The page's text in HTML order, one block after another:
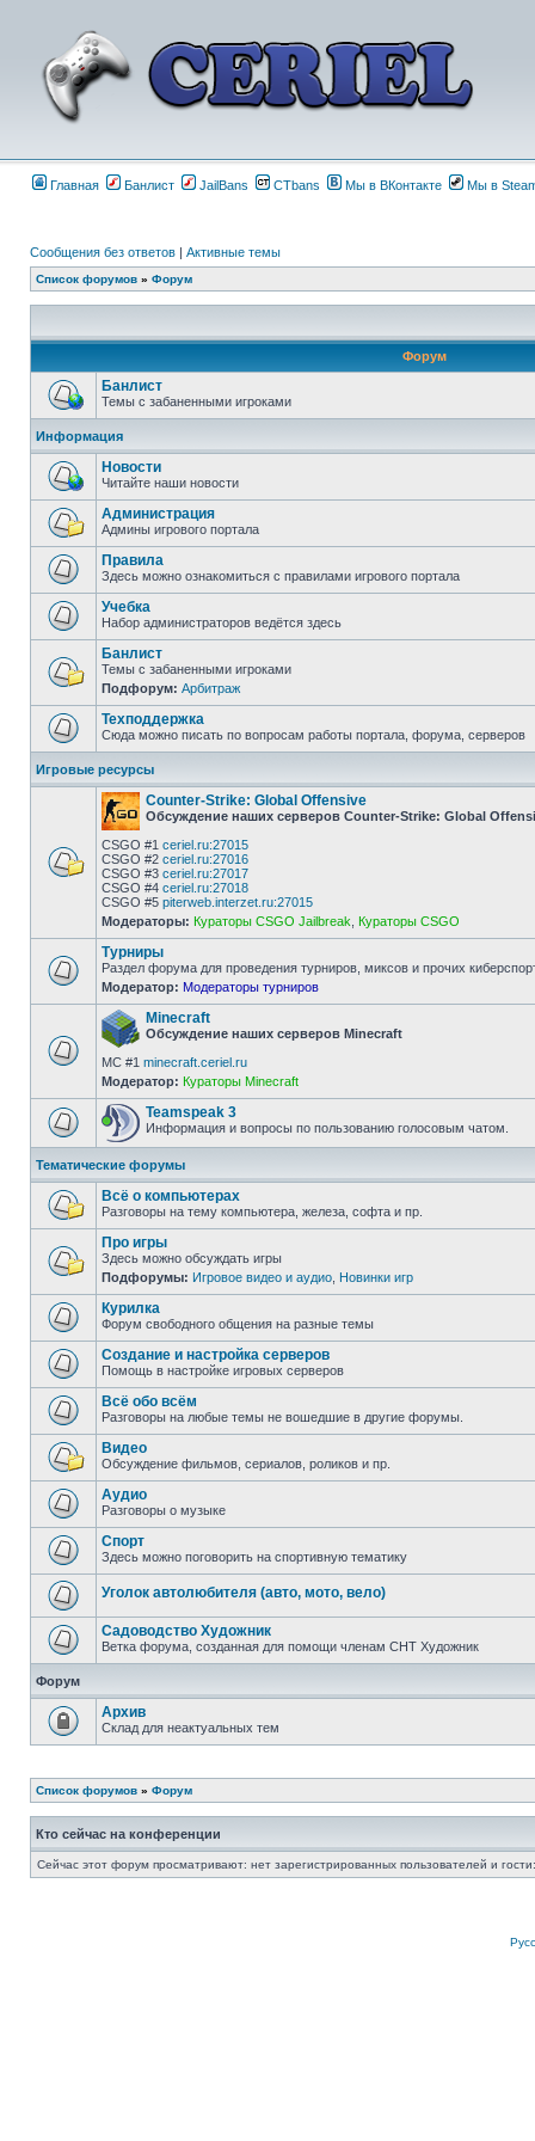
Главная Банлист JailBans CTbans Мы в ВКонтакте Мы в
Сообщения без ответов | Активные темы
Список форумов » Форум
Форум
Банлист
Темы с забаненными игроками
Информация
Новости
Читайте наши новости
Администрация
Админы игрового портала
Правила
Здесь можно ознакомиться с правилами игрового портала
Учебка
Набор администраторов ведётся здесь
Банлист
Темы с забаненными игроками
Подфорум: Арбитраж
Техподдержка
Сюда можно писать по вопросам работы портала, форума, серверов
Игровые ресурсы
Counter-Strike: Global Offensive
Обсуждение наших серверов Counter-Strike: Global
CSGO #1 ceriel.ru:27015
CSGO #2 ceriel.ru:27016
CSGO #3 ceriel.ru:27017
CSGO #4 ceriel.ru:27018
CSGO #5 piterweb.interzet.ru:27015
Модераторы: Кураторы CSGO Jailbreak Кураторы CSGO
Турниры
Раздел форума для проведения турниров, миксов и прочих
Модератор: Модераторы турниров
Minecraft
Обсуждение наших серверов Minecraft
MC #1 minecraft.ceriel.ru
Модератор: Кураторы Minecraft
Teamspeak 3
Информация и вопросы по пользованию голосовым чатом.
Тематические форумы
Всё о компьютерах
Разговоры на тему компьютера, железа, софта и пр.
Про игры
Здесь можно обсуждать игры
Подфорумы: Игровое видео и аудио Новинки игр
Курилка
Форум свободного общения на разные темы
Создание и настройка серверов
Помощь в настройке игровых серверов
Всё обо всём
Разговоры на любые темы не вошедшие в другие форумы.
Видео
Обсуждение фильмов, сериалов, роликов и пр.
Аудио
Разговоры о музыке
Спорт
Здесь можно поговорить на спортивную тематику
Уголок автолюбителя (авто, мото, вело)
Садоводство Художник
Ветка форума, созданная для помощи членам СНТ Художник
Форум
Архив
Склад для неактуальных тем
Список форумов » Форум
Кто сейчас на конференции
Сейчас этот форум просматривают: нет зарегистрированных пользователей и